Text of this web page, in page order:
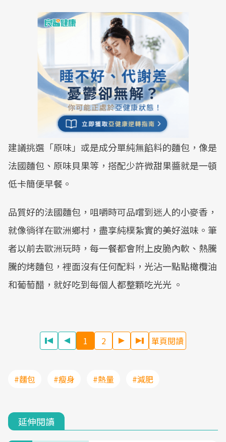
建議挑選「原味」或是成分單純無餡料的麵包，像是
法國麵包、原味貝果等，搭配少許微甜果醬就是一頓
低卡簡便早餐。
品質好的法國麵包，咀嚼時可品嚐到迷人的小麥香，
就像徜徉在歐洲鄉村，盡享純樸紮實的美好滋味。筆
者以前去歐洲玩時，每一餐都會附上皮脆內軟、熱騰
騰的烤麵包，裡面沒有任何配料，光沾一點點橄欖油
和葡萄醋，就好吃到每個人都整顆吃光光 。
1 2 單頁閱讀
#麵包 #瘦身 #熱量 #減肥
延伸閱讀